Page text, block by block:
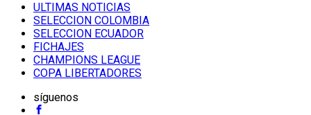
ULTIMAS NOTICIAS
SELECCION COLOMBIA
SELECCION ECUADOR
FICHAJES
CHAMPIONS LEAGUE
COPA LIBERTADORES
síguenos